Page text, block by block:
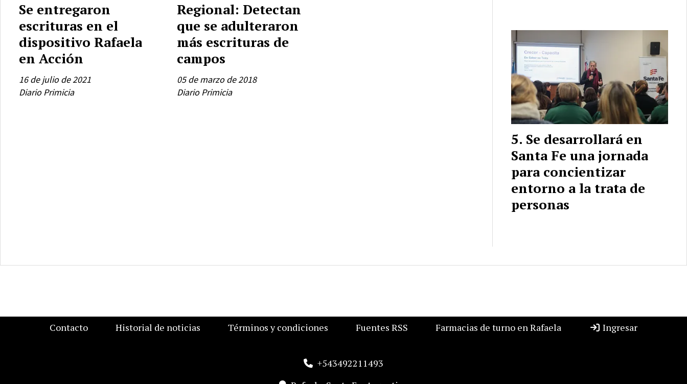
Se entregaron
escrituras en el
dispositivo Rafaela
en Acción
Diario Primicia
16 de julio de 2021
Regional: Detectan
que se adulteraron
más escrituras de
campos
Diario Primicia
05 de marzo de 2018
Se desarrollará en
Santa Fe una jornada
para concientizar
entorno a la trata de
personas
Contacto Historial de noticias Términos y condiciones Fuentes RSS Farmacias de turno en Rafaela Ingresar
+543492211493